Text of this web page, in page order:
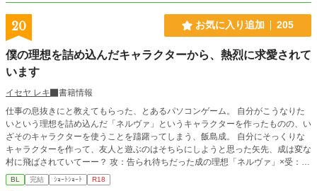
20 お気に入り追加 205
僕の理想を詰め込んだキャラクターから、熱烈に求愛されて
います
イセヤ レキ
書籍情報
仕事の息抜きにと教えてもらった、とあるパソコンゲーム。 自分がこうなりた
いという理想を詰め込んだ「ネルヴァ」というキャラクターを作ったものの、い
ざそのキャラクターを使うことを躊躇ってしまう、飯島成。 自分にそっくりな
キャラクターを作って、友人と遊ぶのはそちらにしようと思った矢先、成は変な
村に飛ばされていてーー？ 攻：告られ待ちだった成の理想「ネルヴァ」×受：ゲ
BL 完結 ｼｮｰﾄｼｮｰﾄ R18